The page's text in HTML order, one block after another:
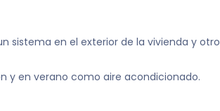
sistema en el exterior de la vivienda y otro
y en verano como aire acondicionado.